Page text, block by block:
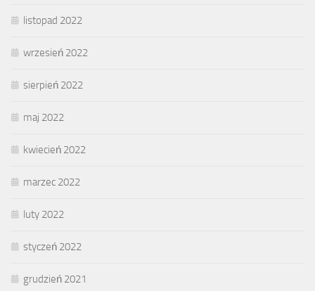
listopad 2022
wrzesień 2022
sierpień 2022
maj 2022
kwiecień 2022
marzec 2022
luty 2022
styczeń 2022
grudzień 2021